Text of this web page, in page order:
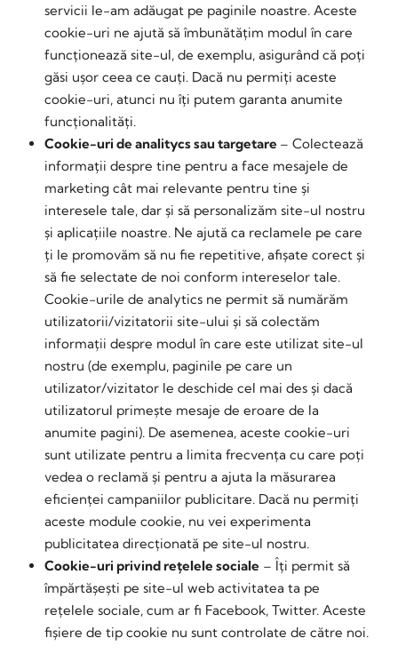
servicii le-am adăugat pe paginile noastre. Aceste
cookie-uri ne ajută să îmbunătățim modul în care
funcționează site-ul, de exemplu, asigurând că poți
găsi ușor ceea ce cauți. Dacă nu permiți aceste
cookie-uri, atunci nu îți putem garanta anumite
funcționalități.
Cookie-uri de analitycs sau targetare – Colectează
informații despre tine pentru a face mesajele de
marketing cât mai relevante pentru tine și
interesele tale, dar și să personalizăm site-ul nostru
și aplicațiile noastre. Ne ajută ca reclamele pe care
ți le promovăm să nu fie repetitive, afișate corect și
să fie selectate de noi conform intereselor tale.
Cookie-urile de analytics ne permit să numărăm
utilizatorii/vizitatorii site-ului și să colectăm
informații despre modul în care este utilizat site-ul
nostru (de exemplu, paginile pe care un
utilizator/vizitator le deschide cel mai des și dacă
utilizatorul primește mesaje de eroare de la
anumite pagini). De asemenea, aceste cookie-uri
sunt utilizate pentru a limita frecvența cu care poți
vedea o reclamă și pentru a ajuta la măsurarea
eficienței campaniilor publicitare. Dacă nu permiți
aceste module cookie, nu vei experimenta
publicitatea direcționată pe site-ul nostru.
Cookie-uri privind rețelele sociale – Îți permit să
împărtășești pe site-ul web activitatea ta pe
rețelele sociale, cum ar fi Facebook, Twitter. Aceste
fișiere de tip cookie nu sunt controlate de către noi.